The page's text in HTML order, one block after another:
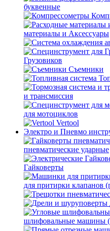
буквенные
материалы и Аксессуары
Грузовиков
Съемники
и трансмиссия
для мотоциклов
Vertool
Электро и Пневмо
пневматические ударные
Гайковерты
для притирки клапанов
шлифовальные